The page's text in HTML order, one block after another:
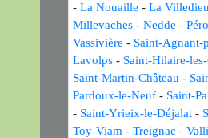
- La Nouaille - La Villedieu
Millevaches - Nedde -
Vassivière - Saint-Agnant-
Lavolps - Saint-Hilaire-
Saint-Martin-Château -
Pardoux-le-Neuf - Saint-
- Saint-Yrieix-le-Déjalat -
Toy-Viam - Treignac -